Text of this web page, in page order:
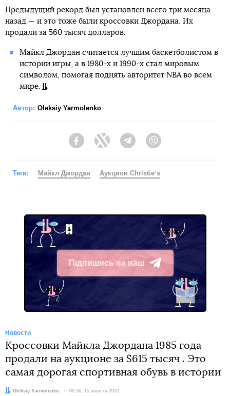
Предыдущий рекорд был установлен всего три месяца
назад — и это тоже были кроссовки Джордана. Их
продали за 560 тысяч долларов.
Майкл Джордан считается лучшим баскетболистом в
истории игры, а в 1980-х и 1990-х стал мировым
символом, помогая поднять авторитет NBA во всем
мире.
Автор: Oleksiy Yarmolenko
FacebookTwitter Telegram
Теги: Майкл Джордан Аукцион Christieʼs
Підпишись на наш
Telegram
Новости
Кроссовки Майкла Джордана 1985 года
продали на аукционе за $615 тысяч . Это
самая дорогая спортивная обувь в истории
Автор:
Oleksiy Yarmolenko Дата:
00:56, 15 августа 2020